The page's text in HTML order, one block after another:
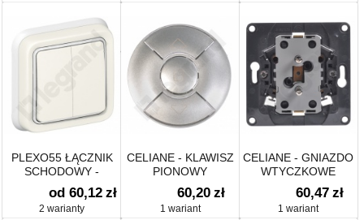
PLEXO55 ŁĄCZNIK
SCHODOWY -
KOMPLET
PODTYNKOWY
od 60,12 zł
2 warianty
CELIANE - KLAWISZ
PIONOWY
ŁĄCZNIKA/PRZYCIKSU
STEROWANIA ROLET
TYTANOWY
60,20 zł
1 wariant
CELIANE - GNIAZDO
WTYCZKOWE
PODWÓJNE 2X2P+Z
DO INSTALACJI W
PUSZCE
60,47 zł
1 wariant